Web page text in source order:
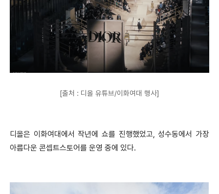
[출처 : 디올 유튜브/이화여대 행사]
디올은 이화여대에서 작년에 쇼를 진행했었고, 성수동에서 가장
아름다운 콘셉트스토어를 운영 중에 있다.